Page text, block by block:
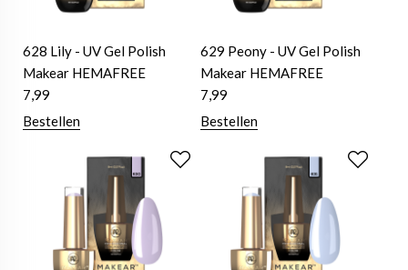
628 Lily - UV Gel Polish
Makear HEMAFREE
7,99
Bestellen
629 Peony - UV Gel Polish
Makear HEMAFREE
7,99
Bestellen